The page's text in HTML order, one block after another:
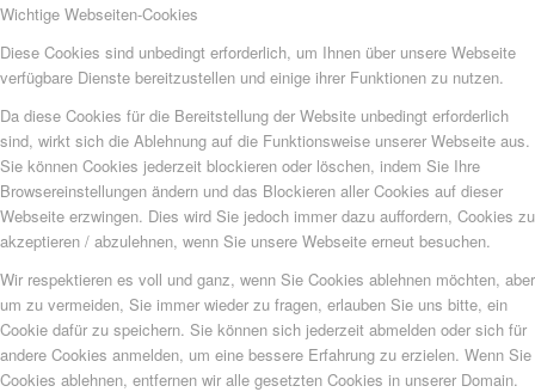
Wichtige Webseiten-Cookies
Diese Cookies sind unbedingt erforderlich, um Ihnen über unsere Webseite
verfügbare Dienste bereitzustellen und einige ihrer Funktionen zu nutzen.
Da diese Cookies für die Bereitstellung der Website unbedingt erforderlich
sind, wirkt sich die Ablehnung auf die Funktionsweise unserer Webseite aus.
Sie können Cookies jederzeit blockieren oder löschen, indem Sie Ihre
Browsereinstellungen ändern und das Blockieren aller Cookies auf dieser
Webseite erzwingen. Dies wird Sie jedoch immer dazu auffordern, Cookies zu
akzeptieren / abzulehnen, wenn Sie unsere Webseite erneut besuchen.
Wir respektieren es voll und ganz, wenn Sie Cookies ablehnen möchten, aber
um zu vermeiden, Sie immer wieder zu fragen, erlauben Sie uns bitte, ein
Cookie dafür zu speichern. Sie können sich jederzeit abmelden oder sich für
andere Cookies anmelden, um eine bessere Erfahrung zu erzielen. Wenn Sie
Cookies ablehnen, entfernen wir alle gesetzten Cookies in unserer Domain.